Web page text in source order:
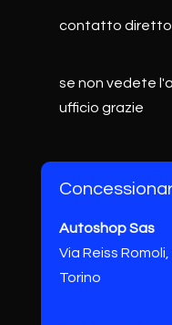
contatto diretto
se non vedete
ufficio grazie
Autoshop Sas
Via Reiss Romoli,
Torino